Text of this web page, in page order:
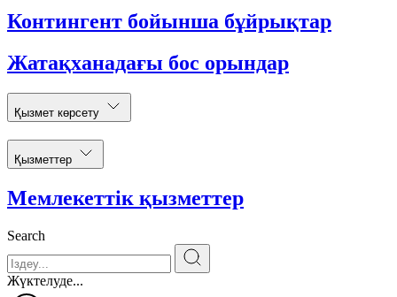
Контингент бойынша бұйрықтар
Жатақханадағы бос орындар
Қызмет көрсету
Қызметтер
Мемлекеттік қызметтер
Search
Жүктелуде...